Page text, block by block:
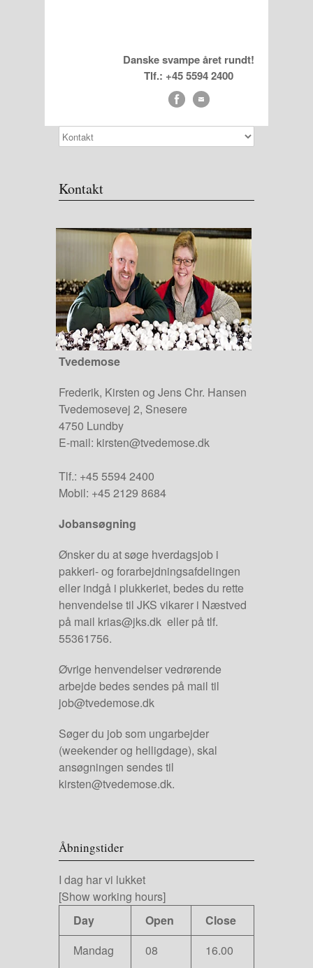
Danske svampe året rundt!
Tlf.: +45 5594 2400
Kontakt
Tvedemose
Frederik, Kirsten og Jens Chr. Hansen
Tvedemosevej 2, Snesere
4750 Lundby
E-mail: kirsten@tvedemose.dk
Tlf.: +45 5594 2400
Mobil: +45 2129 8684
Jobansøgning
Ønsker du at søge hverdagsjob i
pakkeri- og forarbejdningsafdelingen
eller indgå i plukkeriet, bedes du rette
henvendelse til JKS vikarer i Næstved
på mail krias@jks.dk eller på tlf.
55361756.
Øvrige henvendelser vedrørende
arbejde bedes sendes på mail til
job@tvedemose.dk
Søger du job som ungarbejder
(weekender og helligdage), skal
ansøgningen sendes til
kirsten@tvedemose.dk.
Åbningstider
I dag har vi lukket
[Show working hours]
Day
Open
Close
Mandag
08
16.00